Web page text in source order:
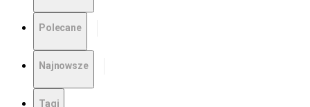
Polecane
Najnowsze
Tagi